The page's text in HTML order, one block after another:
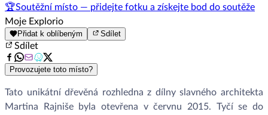
🏆Soutěžní místo — přidejte fotku a získejte bod do soutěže
Moje Explorio
Přidat k oblíbeným Sdílet
Sdílet
Provozujete toto místo?
Tato unikátní dřevěná rozhledna z dílny slavného architekta
Martina Rajniše byla otevřena v červnu 2015. Tyčí se do